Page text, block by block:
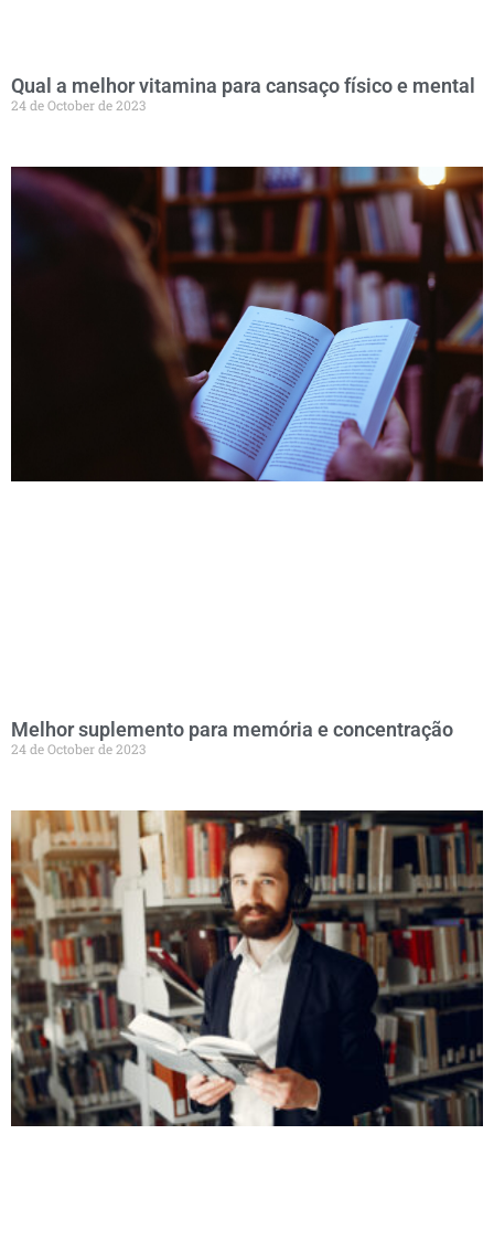
Qual a melhor vitamina para cansaço físico e mental
24 de October de 2023
Melhor suplemento para memória e concentração
24 de October de 2023